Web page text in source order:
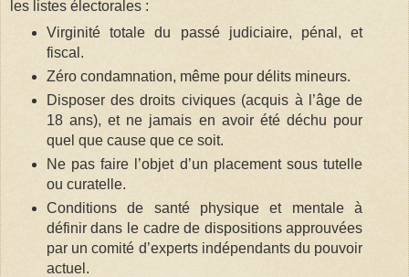
les listes électorales :
Virginité totale du passé judiciaire, pénal, et
fiscal.
Zéro condamnation, même pour délits mineurs.
Disposer des droits civiques (acquis à l’âge de
18 ans), et ne jamais en avoir été déchu pour
quel que cause que ce soit.
Ne pas faire l’objet d’un placement sous tutelle
ou curatelle.
Conditions de santé physique et mentale à
définir dans le cadre de dispositions approuvées
par un comité d’experts indépendants du pouvoir
actuel.